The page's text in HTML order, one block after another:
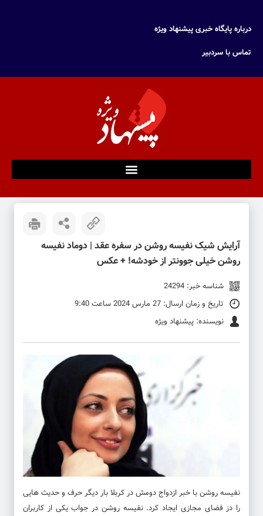
درباره پایگاه خبری پیشنهاد ویژه
تماس با سردبیر
آرایش شیک نفیسه روشن در سفره عقد | دوماد نفیسه
روشن خیلی جوونتر از خودشه! + عکس
شناسه خبر: 24294
تاریخ و زمان ارسال: 27 مارس 2024 ساعت 9:40
نویسنده: پیشنهاد ویژه
نفیسه روشنبا خبر ازدواج دومش در کربلا بار دیگر حرف و حدیث هایی
را دز فضای مجازی ایجاد کرد.نفیسه روشن در جواب یکی از کاربران